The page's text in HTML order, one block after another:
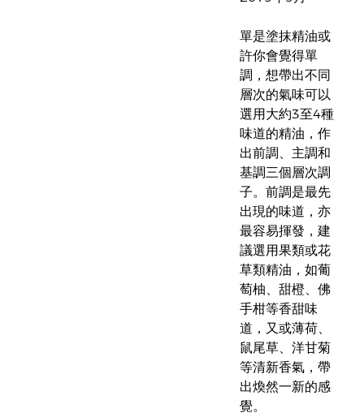
單是塗抹精油或
許你會覺得單
調，想帶出不同
層次的氣味可以
選用大約3至4種
味道的精油，作
出前調、主調和
基調三個層次調
子。前調是最先
出現的味道，亦
最容易揮發，建
議選用果類或花
草類精油，如葡
萄柚、甜橙、佛
手柑等香甜味
道，又或薄荷、
鼠尾草、洋甘菊
等清新香氣，帶
出煥然一新的感
覺。